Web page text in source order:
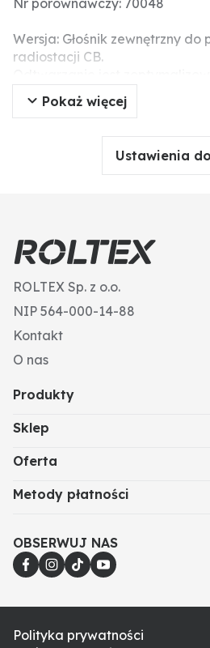
Nr porównawczy: 70048
Wersja: Głośnik zewnętrzny do
radiostacji CB.
Kompaktowa i wytrzymała
wspornikiem montażowym.
Kwalifikacja: Ochrona
(wcześniej De-minimis)
Pokaż więcej
Ustawienia
ROLTEX Sp. z o.o.
NIP 564-000-14-88
Kontakt
O nas
Produkty
Sklep
Oferta
Metody płatności
OBSERWUJ NAS
Polityka prywatności